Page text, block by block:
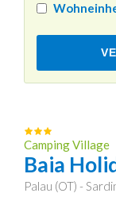
Camping Village
Baia
Palau (OT) -